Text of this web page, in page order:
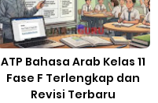
ATP Bahasa Arab Kelas 11
Fase F Terlengkap dan
Revisi Terbaru